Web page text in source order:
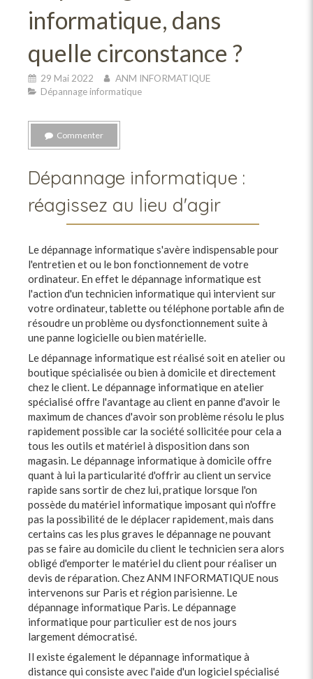
informatique, dans
quelle circonstance ?
29 Mai 2022
ANM INFORMATIQUE
Dépannage informatique
Commenter
Dépannage informatique :
réagissez au lieu d'agir
Le dépannage informatique s'avère indispensable pour
l'entretien et ou le bon fonctionnement de votre
ordinateur. En effet le dépannage informatique est
l'action d'un technicien informatique qui intervient sur
votre ordinateur, tablette ou téléphone portable afin de
résoudre un problème ou dysfonctionnement suite à
une panne logicielle ou bien matérielle.
Le dépannage informatique est réalisé soit en atelier ou
boutique spécialisée ou bien à domicile et directement
chez le client. Le dépannage informatique en atelier
spécialisé offre l'avantage au client en panne d'avoir le
maximum de chances d'avoir son problème résolu le plus
rapidement possible car la société sollicitée pour cela a
tous les outils et matériel à disposition dans son
magasin. Le dépannage informatique à domicile offre
quant à lui la particularité d'offrir au client un service
rapide sans sortir de chez lui, pratique lorsque l'on
possède du matériel informatique imposant qui n'offre
pas la possibilité de le déplacer rapidement, mais dans
certains cas les plus graves le dépannage ne pouvant
pas se faire au domicile du client le technicien sera alors
obligé d'emporter le matériel du client pour réaliser un
devis de réparation. Chez ANM INFORMATIQUE nous
intervenons sur Paris et région parisienne. Le
dépannage informatique Paris. Le dépannage
informatique pour particulier est de nos jours
largement démocratisé.
Il existe également le dépannage informatique à
distance qui consiste avec l'aide d'un logiciel spécialisé